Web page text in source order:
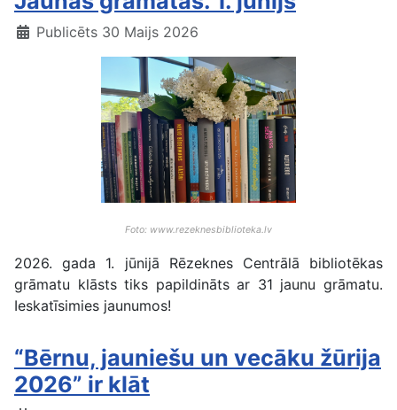
Publicēts 30 Maijs 2026
Foto: www.rezeknesbiblioteka.lv
2026. gada 1. jūnijā Rēzeknes Centrālā bibliotēkas
grāmatu klāsts tiks papildināts ar 31 jaunu grāmatu.
Ieskatīsimies jaunumos!
“Bērnu, jauniešu un vecāku žūrija
2026” ir klāt